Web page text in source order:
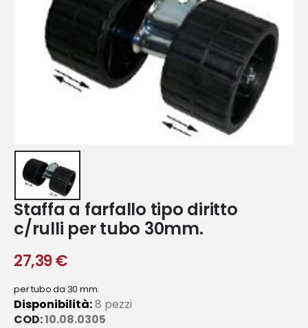
Staffa a farfallo tipo diritto
c/rulli per tubo 30mm.
27,39€
per tubo da 30 mm.
Disponibilità:8 pezzi
COD:10.08.0305